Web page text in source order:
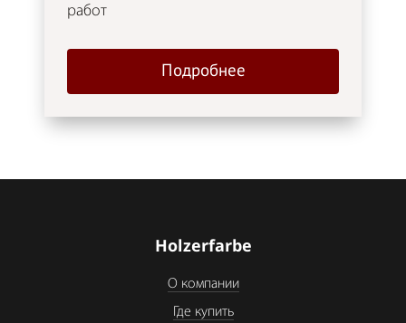
работ
Подробнее
Holzerfarbe
О компании
Где купить